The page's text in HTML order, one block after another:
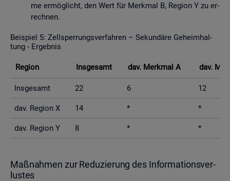
me er­mög­licht, den Wert für Merk­mal B, Re­gi­on Y zu er­
rech­nen.
Bei­spiel 5: Zell­sper­rungs­ver­fah­ren – Se­kun­dä­re Ge­heim­hal­
tung - Er­geb­nis
Re­gi­on Ins­ge­samt dav. Merk­mal A dav.
Ins­ge­samt 22 6 12
dav. Re­gi­on X 14 * *
dav. Re­gi­on Y 8 * *
Maß­nah­men zur Re­du­zie­rung des In­for­ma­ti­ons­ver­
lus­tes